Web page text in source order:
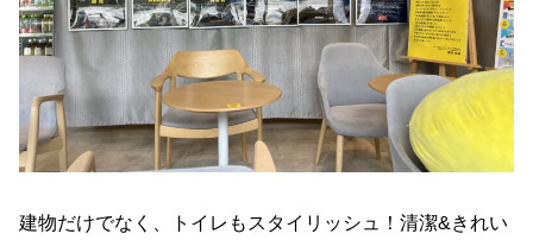
建物だけでなく、トイレもスタイリッシュ！清潔&きれい